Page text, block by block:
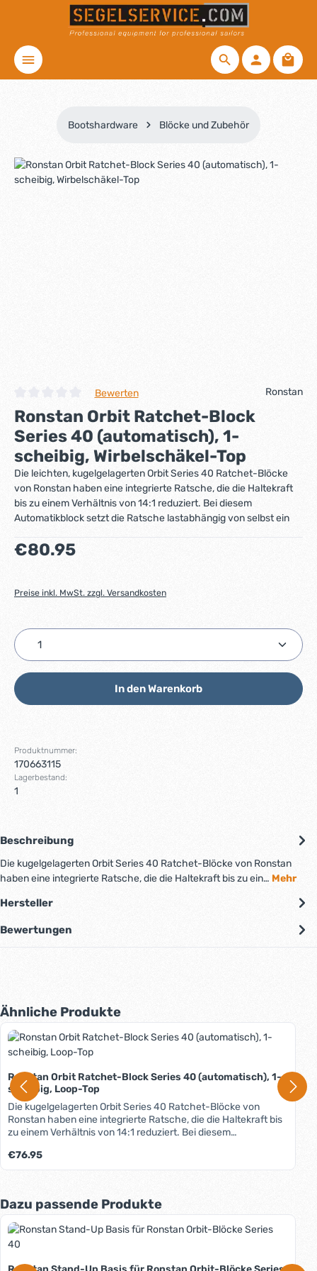
Zum Hauptinhalt springen
Bootshardware Blöcke und Zubehör
Bildergalerie überspringen
Durchschnittliche Bewertung von 0 von 5 Sternen
Bewerten Ronstan
Ronstan Orbit Ratchet-Block
Series 40 (automatisch), 1-
scheibig, Wirbelschäkel-Top
Die leichten, kugelgelagerten Orbit Series 40 Ratchet-Blöcke
von Ronstan haben eine integrierte Ratsche, die die Haltekraft
bis zu einem Verhältnis von 14:1 reduziert. Bei diesem
Automatikblock setzt die Ratsche lastabhängig von selbst ein
Regulärer Preis:
€80.95
Preise inkl. MwSt. zzgl. Versandkosten
Produkt Anzahl: Gib den gewünschten Wert ein
In den Warenkorb
Produktnummer:
170663115
Lagerbestand:
1
Beschreibung
Die kugelgelagerten Orbit Series 40 Ratchet-Blöcke von Ronstan
haben eine integrierte Ratsche, die die Haltekraft bis zu ein… Mehr
Hersteller
Bewertungen
Produktgalerie überspringen
Ähnliche Produkte
Ronstan Orbit Ratchet-Block Series 40 (automatisch), 1-
scheibig, Loop-Top
Die kugelgelagerten Orbit Series 40 Ratchet-Blöcke von
Ronstan haben eine integrierte Ratsche, die die Haltekraft bis
zu einem Verhältnis von 14:1 reduziert. Bei diesem
Die Orbit Blocks™ sind in Relation zu ihrer hohen Arbeitslast
extrem leicht: Nahezu alle Metallkomponenten
Gewichtsersparnis von 35%. Das aussergewöhnliche Design
spart zusätzliches Gewicht. Zur Befestigung der Ronstan Orbit
Blocks™ dienen Loops aus hochfestem Dyneema® SK 75.
Eine leichte und sehr flexible Methode, Blöcke anzuschlagen.
Regulärer Preis:
€76.95
Produktgalerie überspringen
Dazu passende Produkte